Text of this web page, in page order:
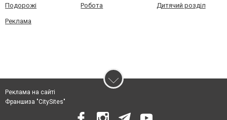
Подорожі Робота Дитячий розділ
Реклама
Реклама на сайті
Франшиза "CitySites"